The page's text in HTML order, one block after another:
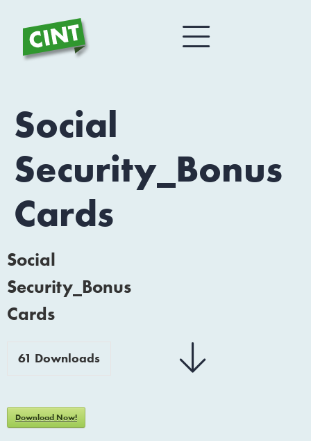
Social
Security_Bonus
Cards
Social
Security_Bonus
Cards
61 Downloads
Download Now!